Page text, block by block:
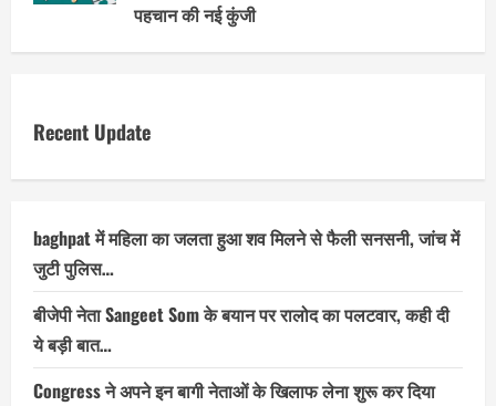
पहचान की नई कुंजी
Recent Update
baghpat में महिला का जलता हुआ शव मिलने से फैली सनसनी, जांच में
जुटी पुलिस…
बीजेपी नेता Sangeet Som के बयान पर रालोद का पलटवार, कही दी
ये बड़ी बात…
Congress ने अपने इन बागी नेताओं के खिलाफ लेना शुरू कर दिया